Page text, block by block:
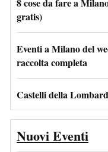
gratis)
Eventi a Milano del
raccolta completa
Castelli della
Nuovi Eventi